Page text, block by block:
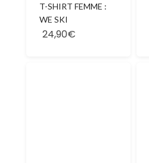
T-SHIRT FEMME :
WE SKI
24,90€